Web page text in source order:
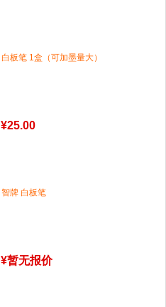
白板笔 1盒（可加墨量大）
¥25.00
智牌 白板笔
¥暂无报价